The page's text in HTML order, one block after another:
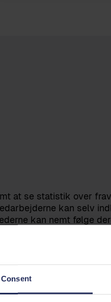
Consent
at se statistik over
kan selv
kan nemt følge
HR og ledere.
niveauer.
op i tide.